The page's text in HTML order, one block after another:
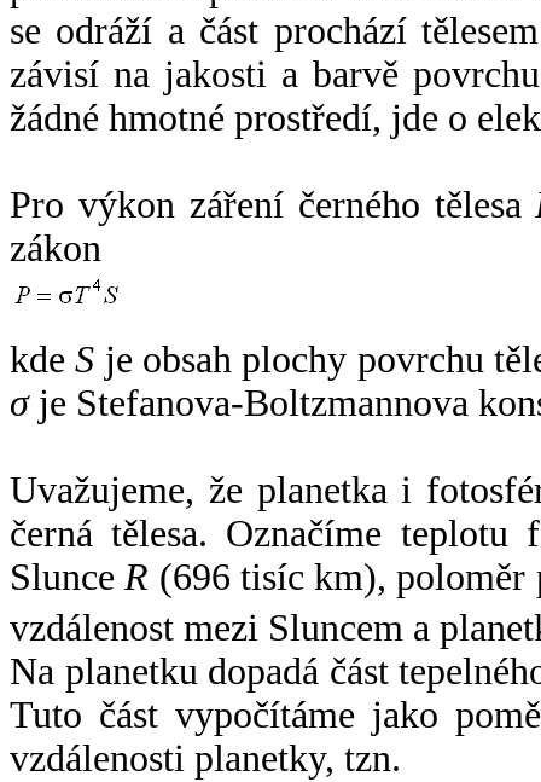
se odráží a část prochází
závisí na jakosti a barvě
žádné hmotné prostředí, jde o
Pro výkon záření černého tělesa
zákon
kdeS je obsah plochy povrchu
σje Stefanova-Boltzmannova
Uvažujeme, že planetka i
černá tělesa. Označíme
SlunceR (696 tisíc km),
vzdálenost mezi Sluncem a
Na planetku dopadá část
Tuto část vypočítáme jako
vzdálenosti planetky, tzn.